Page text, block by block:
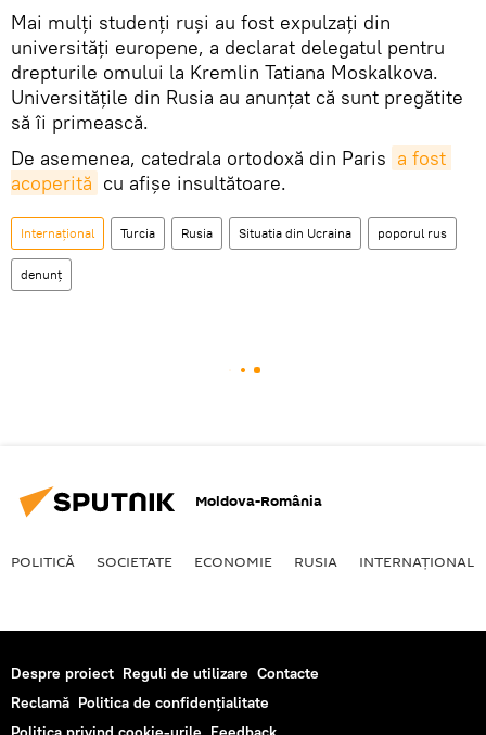
Mai mulți studenți ruși au fost expulzați din
universități europene, a declarat delegatul pentru
drepturile omului la Kremlin Tatiana Moskalkova.
Universitățile din Rusia au anunțat că sunt pregătite
să îi primească.
De asemenea, catedrala ortodoxă din Paris a fost
acoperită cu afişe insultătoare.
Internaţional Turcia Rusia Situatia din Ucraina poporul rus
denunț
Moldova-România
POLITICĂ SOCIETATE ECONOMIE RUSIA INTERNAŢIONAL
Despre proiect Reguli de utilizare Contacte
Reclamă Politica de confidențialitate